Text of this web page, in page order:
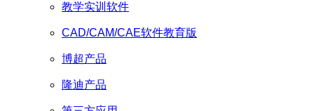
教学实训软件
CAD/CAM/CAE软件教育版
博超产品
隆迪产品